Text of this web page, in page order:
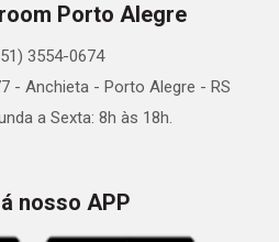
Porto Alegre
3554-0674
- Anchieta - Porto Alegre - RS
a Sexta: 8h às 18h.
nosso APP